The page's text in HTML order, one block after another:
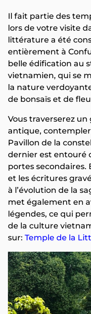
Il fait partie des
lors de votre visite
littérature a été
entièrement à
belle édification au
vietnamien, qui se
la nature
de bonsaïs et de
Vous traverserez
antique,
Pavillon de la
dernier est entouré
portes secondaires.
et les écritures
à l’évolution de la
met également en
légendes, ce qui
de la culture
sur: Temple de la